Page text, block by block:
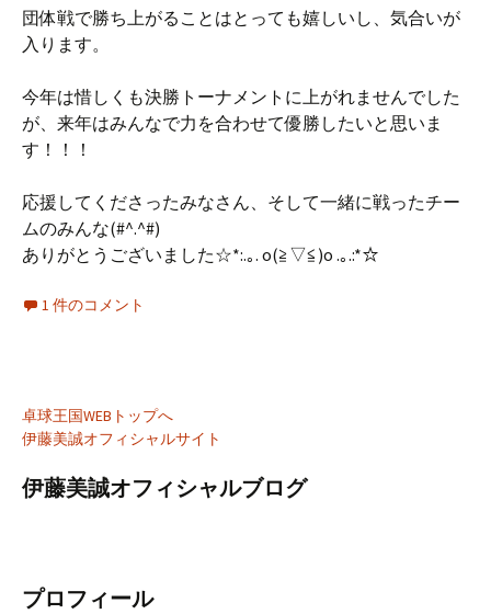
団体戦で勝ち上がることはとっても嬉しいし、気合いが
入ります。
今年は惜しくも決勝トーナメントに上がれませんでした
が、来年はみんなで力を合わせて優勝したいと思いま
す！！！
応援してくださったみなさん、そして一緒に戦ったチー
ムのみんな(#^.^#)
ありがとうございました☆*:.｡. o(≧▽≦)o .｡.:*☆
1 件のコメント
卓球王国WEBトップへ
伊藤美誠オフィシャルサイト
伊藤美誠オフィシャルブログ
プロフィール